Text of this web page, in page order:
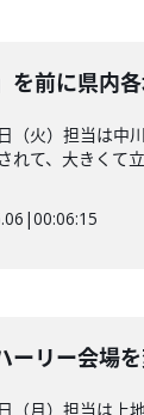
を前に県内
（火）担当は中
れて、大きくて
|00:06:15
ーリー会場
（月）担当は上